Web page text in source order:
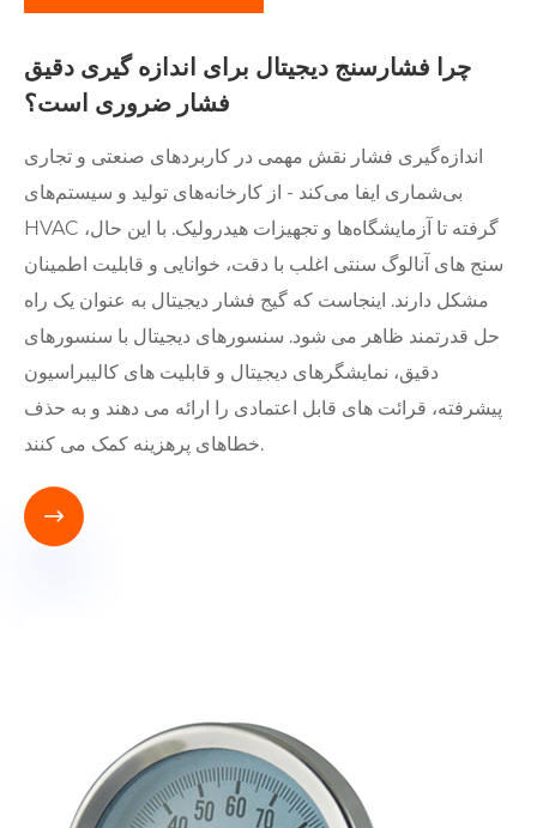
چرا فشارسنج دیجیتال برای اندازه گیری دقیق
فشار ضروری است؟
اندازه‌گیری فشار نقش مهمی در کاربردهای صنعتی و تجاری
بی‌شماری ایفا می‌کند - از کارخانه‌های تولید و سیستم‌های
HVAC گرفته تا آزمایشگاه‌ها و تجهیزات هیدرولیک. با این حال،
سنج های آنالوگ سنتی اغلب با دقت، خوانایی و قابلیت اطمینان
مشکل دارند. اینجاست که گیج فشار دیجیتال به عنوان یک راه
حل قدرتمند ظاهر می شود. سنسورهای دیجیتال با سنسورهای
دقیق، نمایشگرهای دیجیتال و قابلیت های کالیبراسیون
پیشرفته، قرائت های قابل اعتمادی را ارائه می دهند و به حذف
خطاهای پرهزینه کمک می کنند.
